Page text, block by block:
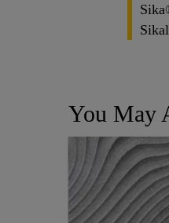
You May